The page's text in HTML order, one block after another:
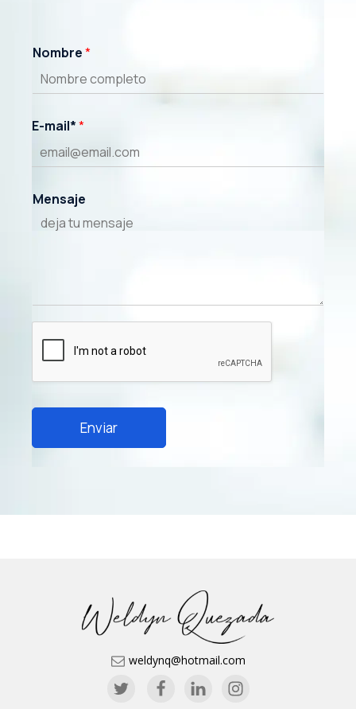
Nombre*
E-mail**
Mensaje
Enviar
weldynq@hotmail.com